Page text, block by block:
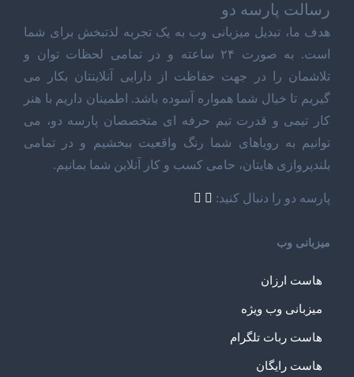
رسالت پارسه دو
هدف ما، تبدیل میزبانی وب به یک تجربه لذتبخش برای شما
است. به صورت ۲۴ ساعته و در تمامی لحظات توان و
تلاشمان را در جهت حفاظت از دارایی آنلاینتان بکار می
گیریم تا خیال شما همواره آسوده باشد. اطمینان داریم با هنر
کار تیمی و قدرت تیم حرفه ای متخصصان پارسه دو، می
توانیم به رویاهای شما رنگ واقعیت ببخشیم و در تمامی
بلندپروازی هایتان، حامی کسب و کار آنلاین شما بمانیم.
پارسه دو را دنبال کنید:
میزبانی وب
هاست ارزان
میزبانی وب ویژه
هاست ربات تلگرام
هاست رایگان